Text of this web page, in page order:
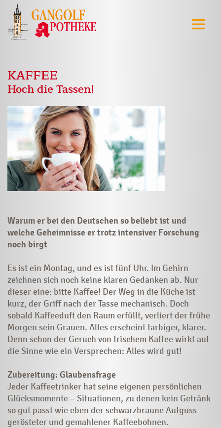
KAFFEE
Hoch die Tassen!
Warum er bei den Deutschen so beliebt ist und
welche Geheimnisse er trotz intensiver Forschung
noch birgt
Es ist ein Montag, und es ist fünf Uhr. Im Gehirn
zeichnen sich noch keine klaren Gedanken ab. Nur
dieser eine: bitte Kaffee! Der Weg in die Küche ist
kurz, der Griff nach der Tasse mechanisch. Doch
sobald Kaffeeduft den Raum erfüllt, verliert der frühe
Morgen sein Grauen. Alles erscheint farbiger, klarer.
Denn schon der Geruch von frischem Kaffee wirkt auf
die Sinne wie ein Versprechen: Alles wird gut!
Zubereitung: Glaubensfrage
Jeder Kaffeetrinker hat seine eigenen persönlichen
Glücksmomente – Situ­a­­tionen, zu denen kein Getränk
so gut passt wie eben der schwarzbraune Aufguss
gerösteter und gemahlener Kaffeebohnen.